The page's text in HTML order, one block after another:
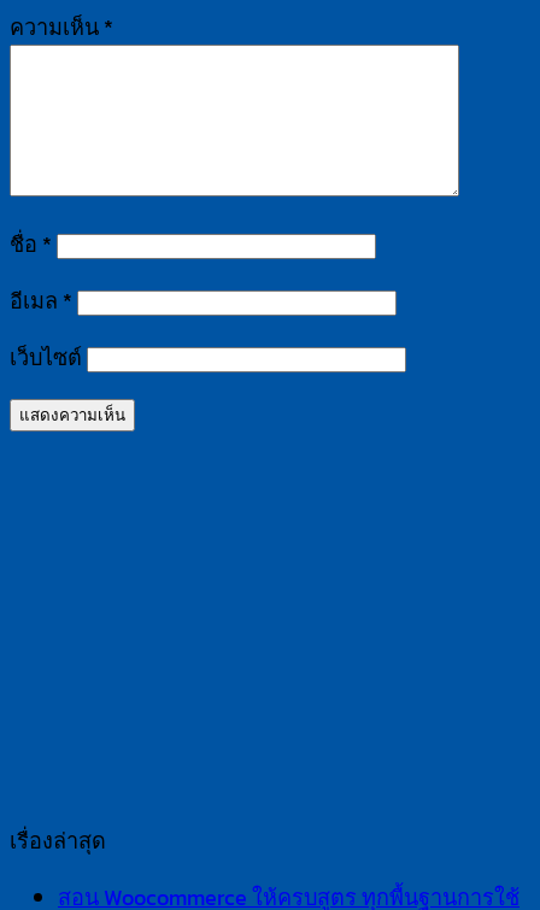
ความเห็น*
ชื่อ *
อีเมล *
เว็บไซต์
เรื่องล่าสุด
สอน Woocommerce ให้ครบสูตร ทุกพื้นฐานการใช้